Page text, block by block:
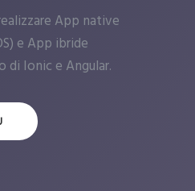
App native
e App ibride
di Ionic e Angular.